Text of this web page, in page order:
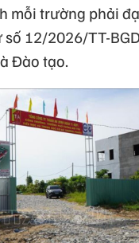
mỗi trường phải
12/2026/TT-
Đào tạo.